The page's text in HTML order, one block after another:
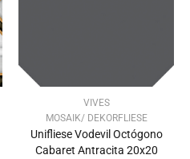
VIVES
MOSAIK/ DEKORFLIESE
Unifliese Vodevil Octógono
Cabaret Antracita 20x20